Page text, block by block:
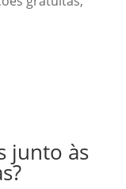
junto às